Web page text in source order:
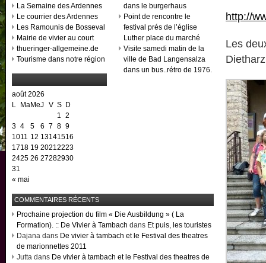
La Semaine des Ardennes
Le courrier des Ardennes
Les Ramounis de Bosseval
Mairie de vivier au court
thueringer-allgemeine.de
Tourisme dans notre région
août 2026
L
MaMeJ V S D
« mai
1 2
3 4 5 6 7 8 9
1011 12 13141516
1718 19 20212223
2425 26 27282930
31
dans le burgerhaus
Point de rencontre le
festival prés de l’église
Luther place du marché
Visite samedi matin de la
ville de Bad Langensalza
dans un bus..rétro de 1976.
COMMENTAIRES RÉCENTS
Prochaine projection du film « Die Ausbildung » ( La
Formation). :: De Vivier à Tambach dans Et puis, les touristes
Dajana dans De vivier à tambach et le Festival des theatres
de marionnettes 2011
Jutta dans De vivier à tambach et le Festival des theatres de
http://
Les